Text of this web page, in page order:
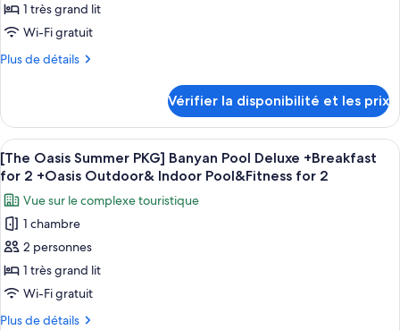
Outdoor
Pool
&Indoor
for
2
Room
Breakfast
for
&Indoor
Pool
&Fitness
for
2
type
de
chambre :
Summer
PKG]
Banyan
Suite
+
Breakfast
for
2+Oasis
Outdoor
Pool
&Indoor
1 très grand lit
Wi-Fi gratuit
Plus de détails
Plus
le
type
de
chambre
Oasis
Summer
PKG]
Banyan
Suite
Breakfast
for
Vérifier la disponibilité et les prix
Afficher
toutes
les
photos
pour
ce
type
de
chambre :
Une chambre d’hôtel moderne
5
[The Oasis Summer PKG] Banyan Pool Deluxe +Breakfast
for 2 +Oasis Outdoor& Indoor Pool&Fitness for 2
Vue sur le complexe touristique
1 chambre
2 personnes
1 très grand lit
Wi-Fi gratuit
Plus de détails
Plus